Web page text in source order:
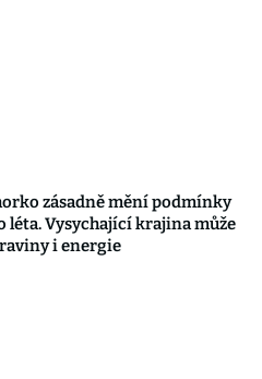
zásadně mění podmínky
léta. Vysychající krajina může
i energie